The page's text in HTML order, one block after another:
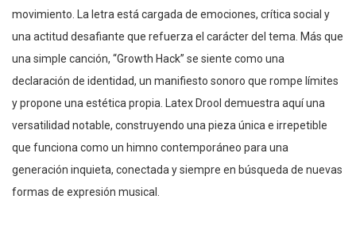
movimiento. La letra está cargada de emociones, crítica social y
una actitud desafiante que refuerza el carácter del tema. Más que
una simple canción, “Growth Hack” se siente como una
declaración de identidad, un manifiesto sonoro que rompe límites
y propone una estética propia. Latex Drool demuestra aquí una
versatilidad notable, construyendo una pieza única e irrepetible
que funciona como un himno contemporáneo para una
generación inquieta, conectada y siempre en búsqueda de nuevas
formas de expresión musical.